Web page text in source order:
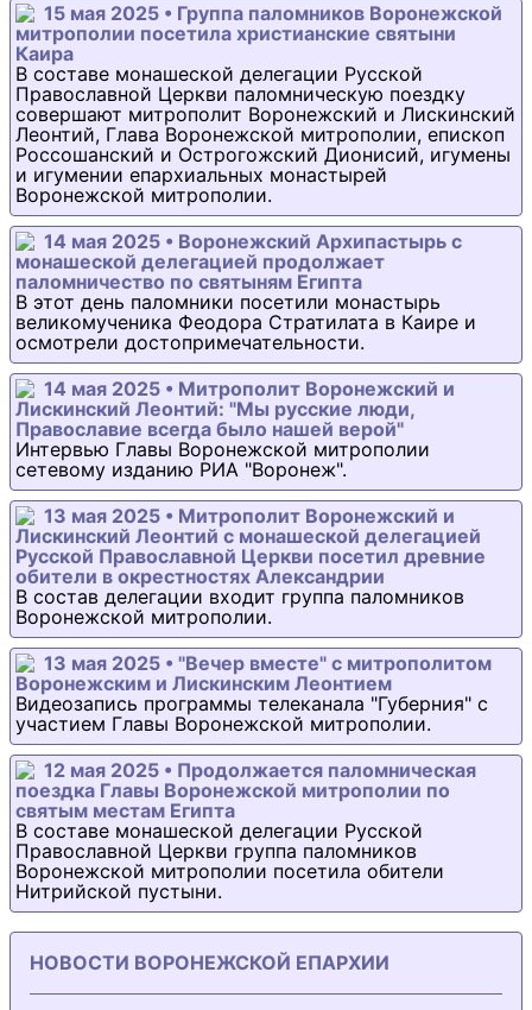
15 мая 2025 • Группа паломников Воронежской
митрополии посетила христианские святыни
Каира
В составе монашеской делегации Русской
Православной Церкви паломническую поездку
совершают митрополит Воронежский и Лискинский
Леонтий, Глава Воронежской митрополии, епископ
Россошанский и Острогожский Дионисий, игумены
и игумении епархиальных монастырей
Воронежской митрополии.
14 мая 2025 • Воронежский Архипастырь с
монашеской делегацией продолжает
паломничество по святыням Египта
В этот день паломники посетили монастырь
великомученика Феодора Стратилата в Каире и
осмотрели достопримечательности.
14 мая 2025 • Митрополит Воронежский и
Лискинский Леонтий: "Мы русские люди,
Православие всегда было нашей верой"
Интервью Главы Воронежской митрополии
сетевому изданию РИА "Воронеж".
13 мая 2025 • Митрополит Воронежский и
Лискинский Леонтий с монашеской делегацией
Русской Православной Церкви посетил древние
обители в окрестностях Александрии
В состав делегации входит группа паломников
Воронежской митрополии.
13 мая 2025 • "Вечер вместе" с митрополитом
Воронежским и Лискинским Леонтием
Видеозапись программы телеканала "Губерния" с
участием Главы Воронежской митрополии.
12 мая 2025 • Продолжается паломническая
поездка Главы Воронежской митрополии по
святым местам Египта
В составе монашеской делегации Русской
Православной Церкви группа паломников
Воронежской митрополии посетила обители
Нитрийской пустыни.
НОВОСТИ ВОРОНЕЖСКОЙ ЕПАРХИИ